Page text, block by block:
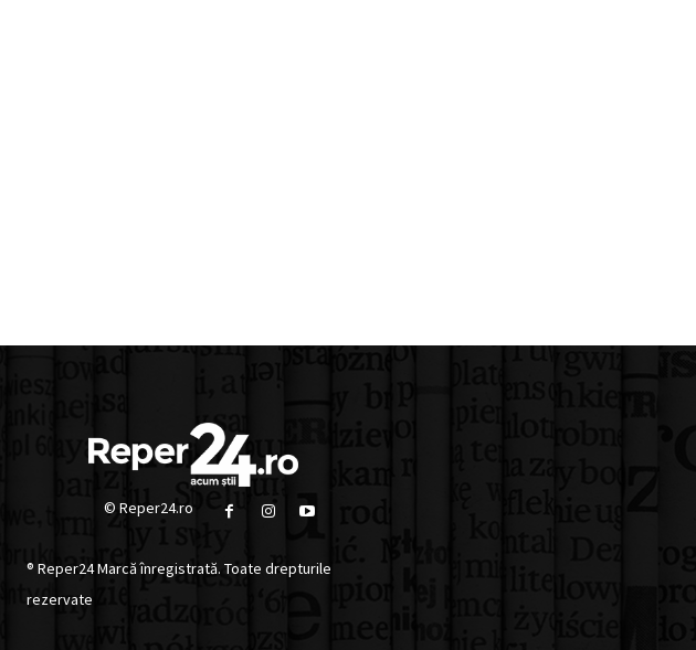
© Reper24.ro
® Reper24 Marcă înregistrată. Toate drepturile
rezervate